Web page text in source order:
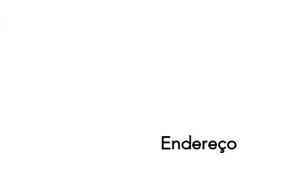
Endereço